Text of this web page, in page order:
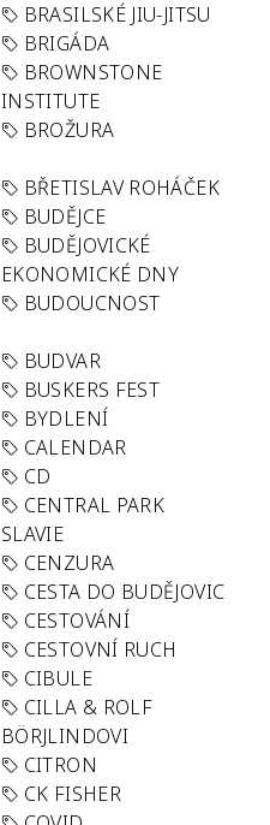
BRASILSKÉ JIU-JITSU
BRIGÁDA
BROWNSTONE
INSTITUTE
BROŽURA
BŘETISLAV ROHÁČEK
BUDĚJCE
BUDĚJOVICKÉ
EKONOMICKÉ DNY
BUDOUCNOST
BUDVAR
BUSKERS FEST
BYDLENÍ
CALENDAR
CD
CENTRAL PARK
SLAVIE
CENZURA
CESTA DO BUDĚJOVIC
CESTOVÁNÍ
CESTOVNÍ RUCH
CIBULE
CILLA & ROLF
BÖRJLINDOVI
CITRON
CK FISHER